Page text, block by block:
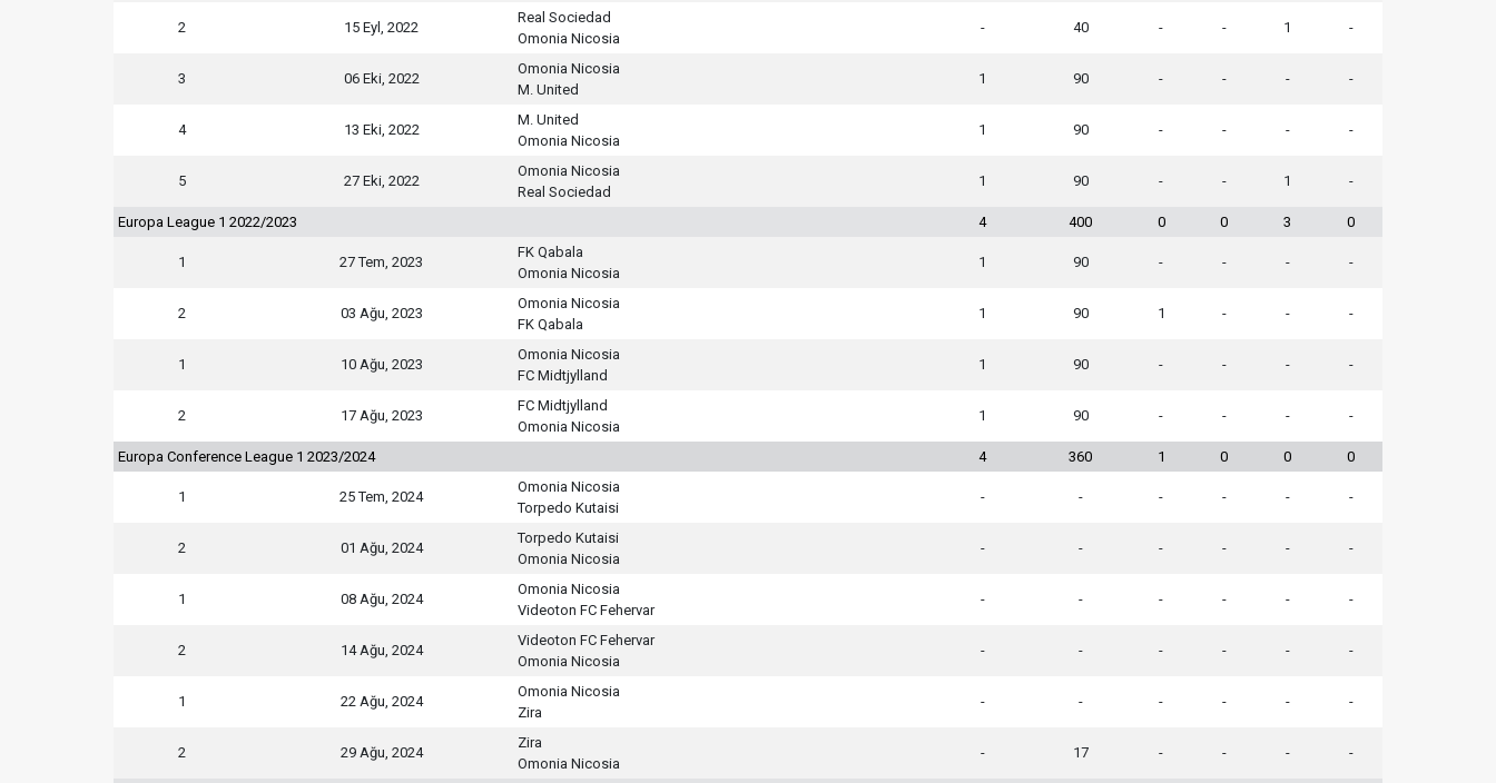
2 15 Eyl, 2022
Real Sociedad
Omonia Nicosia
- 40 - - 1 -
3 06 Eki, 2022
Omonia Nicosia
M. United
1 90 - - - -
4 13 Eki, 2022
M. United
Omonia Nicosia
1 90 - - - -
5 27 Eki, 2022
Omonia Nicosia
Real Sociedad
1 90 - - 1 -
Europa League 1 2022/2023 4 400 0 0 3 0
1 27 Tem, 2023
FK Qabala
Omonia Nicosia
1 90 - - - -
2 03 Ağu, 2023
Omonia Nicosia
FK Qabala
1 90 1 - - -
1 10 Ağu, 2023
Omonia Nicosia
FC Midtjylland
1 90 - - - -
2 17 Ağu, 2023
FC Midtjylland
Omonia Nicosia
1 90 - - - -
Europa Conference League 1 2023/2024 4 360 1 0 0 0
1 25 Tem, 2024
Omonia Nicosia
Torpedo Kutaisi
- - - - - -
2 01 Ağu, 2024
Torpedo Kutaisi
Omonia Nicosia
- - - - - -
1 08 Ağu, 2024
Omonia Nicosia
Videoton FC Fehervar
- - - - - -
2 14 Ağu, 2024
Videoton FC Fehervar
Omonia Nicosia
- - - - - -
1 22 Ağu, 2024
Omonia Nicosia
Zira
- - - - - -
2 29 Ağu, 2024
Zira
Omonia Nicosia
- 17 - - - -